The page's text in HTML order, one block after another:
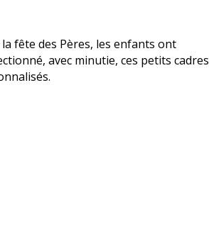
fête des Pères, les enfants ont
avec minutie, ces petits cadres